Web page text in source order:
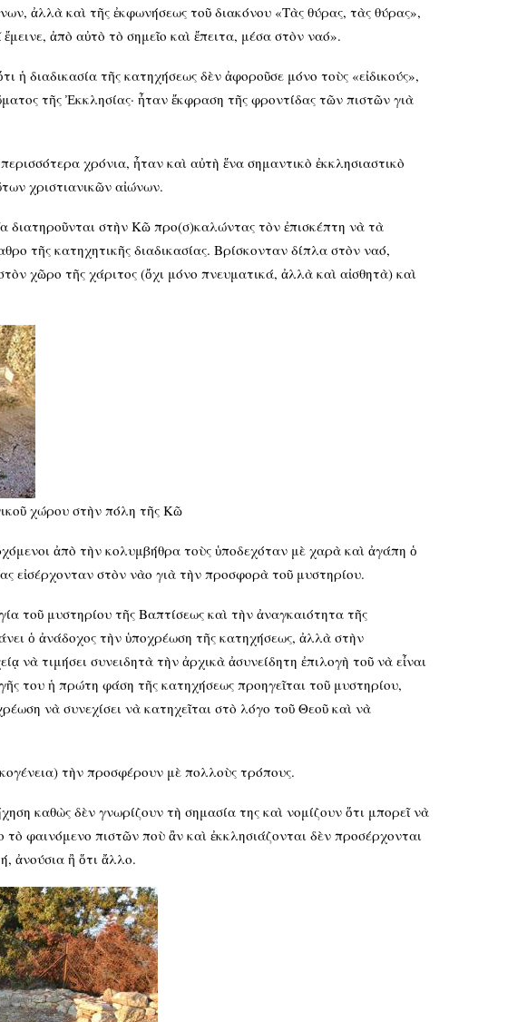
ἀλλὰ καὶ τῆς ἐκφωνήσεως τοῦ διακόνου «Τὰς θύρας, τὰς θύρας»,
ἀπὸ αὐτὸ τὸ σημεῖο καὶ ἔπειτα, μέσα στὸν ναό».
διαδικασία τῆς κατηχήσεως δὲν ἀφοροῦσε μόνο τοὺς «εἰδικούς»,
τῆς Ἐκκλησίας· ἦταν ἔκφραση τῆς φροντίδας τῶν πιστῶν γιὰ
χρόνια, ἦταν καὶ αὐτὴ ἕνα σημαντικὸ ἐκκλησιαστικὸ
χριστιανικῶν αἰώνων.
στὴν Κῶ προ(σ)καλώντας τὸν ἐπισκέπτη νὰ τὰ
τῆς κατηχητικῆς διαδικασίας. Βρίσκονταν δίπλα στὸν ναό,
χῶρο τῆς χάριτος (ὄχι μόνο πνευματικά, ἀλλὰ καὶ αἰσθητὰ) καὶ
χώρου στὴν πόλη τῆς Κῶ
ἀπὸ τὴν κολυμβήθρα τοὺς ὑποδεχόταν μὲ χαρὰ καὶ ἀγάπη ὁ
εἰσέρχονταν στὸν νὰο γιὰ τὴν προσφορὰ τοῦ μυστηρίου.
τοῦ μυστηρίου τῆς Βαπτίσεως καὶ τὴν ἀναγκαιότητα τῆς
ὁ ἀνάδοχος τὴν ὑποχρέωση τῆς κατηχήσεως, ἀλλὰ στὴν
νὰ τιμήσει συνειδητὰ τὴν ἀρχικὰ ἀσυνείδητη ἐπιλογὴ τοῦ νὰ εἶναι
του ἡ πρώτη φάση τῆς κατηχήσεως προηγεῖται τοῦ μυστηρίου,
νὰ συνεχίσει νὰ κατηχεῖται στὸ λόγο τοῦ Θεοῦ καὶ νὰ
τὴν προσφέρουν μὲ πολλοὺς τρόπους.
καθὼς δὲν γνωρίζουν τὴ σημασία της καὶ νομίζουν ὅτι μπορεῖ νὰ
φαινόμενο πιστῶν ποὺ ἂν καὶ ἐκκλησιάζονται δὲν προσέρχονται
ἀνούσια ἢ ὅτι ἄλλο.